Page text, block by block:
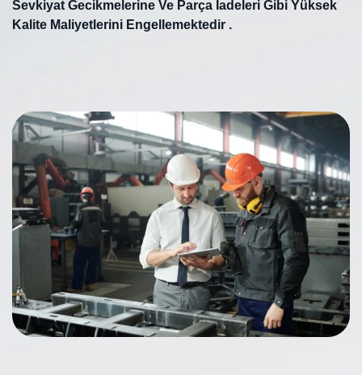
Sevkiyat Gecikmelerine Ve Parça İadeleri Gibi Yüksek
Kalite Maliyetlerini Engellemektedir .